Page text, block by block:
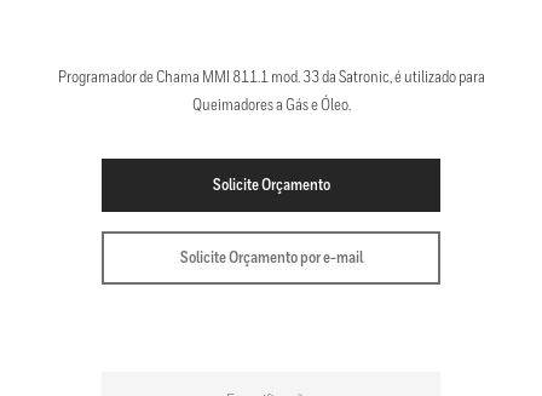
Programador de Chama MMI 811.1 mod. 33 da Satronic, é utilizado para
Queimadores a Gás e Óleo.
Solicite Orçamento
Solicite Orçamento por e-mail